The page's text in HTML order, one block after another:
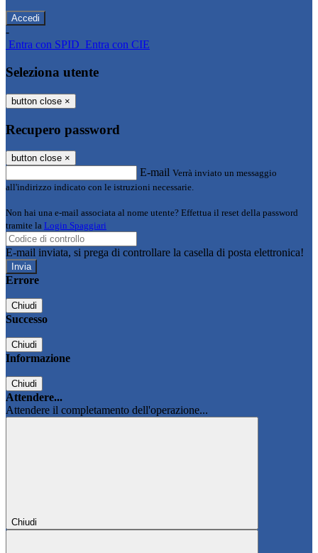
-
Entra con SPID Entra con CIE
Seleziona utente
button close ×
Recupero password
button close ×
E-mail Verrà inviato un messaggio
all'indirizzo indicato con le istruzioni necessarie.
Non hai una e-mail associata al nome utente? Effettua il reset della password
tramite la Login Spaggiari
E-mail inviata, si prega di controllare la casella di posta elettronica!
Errore
Chiudi
Successo
Chiudi
Informazione
Chiudi
Attendere...
Attendere il completamento dell'operazione...
Chiudi